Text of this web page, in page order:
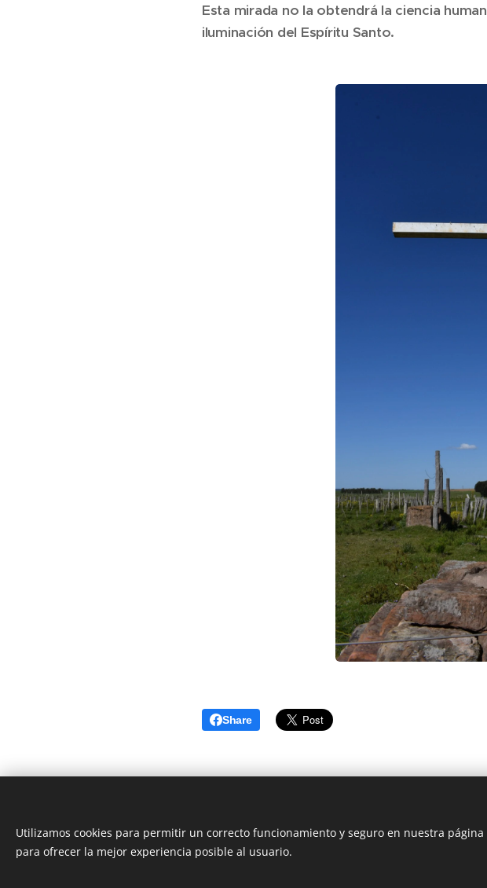
Esta mirada no la obtendrá la ciencia
iluminación del Espíritu Santo.
Share
Utilizamos cookies para permitir un correcto funcionamiento y seguro en nuestra página
para ofrecer la mejor experiencia posible al usuario.